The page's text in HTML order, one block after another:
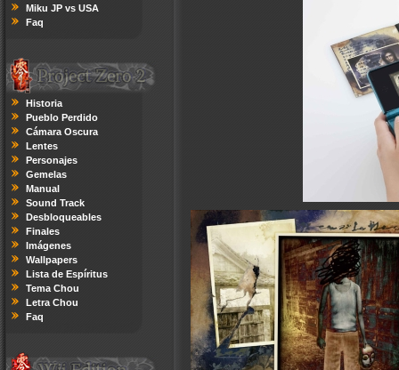
Miku JP vs USA
Faq
Historia
Pueblo Perdido
Cámara Oscura
Lentes
Personajes
Gemelas
Manual
Sound Track
Desbloqueables
Finales
Imágenes
Wallpapers
Lista de Espíritus
Tema Chou
Letra Chou
Faq